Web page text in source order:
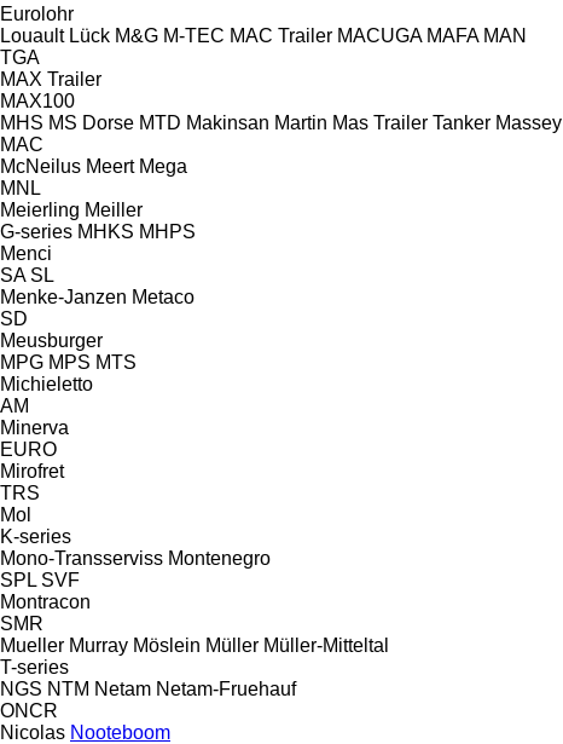
Eurolohr
Louault Lück M&G M-TEC MAC Trailer MACUGA MAFA MAN
TGA
MAX Trailer
MAX100
MHS MS Dorse MTD Makinsan Martin Mas Trailer Tanker Massey
MAC
McNeilus Meert Mega
MNL
Meierling Meiller
G-series MHKS MHPS
Menci
SA SL
Menke-Janzen Metaco
SD
Meusburger
MPG MPS MTS
Michieletto
AM
Minerva
EURO
Mirofret
TRS
Mol
K-series
Mono-Transserviss Montenegro
SPL SVF
Montracon
SMR
Mueller Murray Möslein Müller Müller-Mitteltal
T-series
NGS NTM Netam Netam-Fruehauf
ONCR
Nicolas Nooteboom